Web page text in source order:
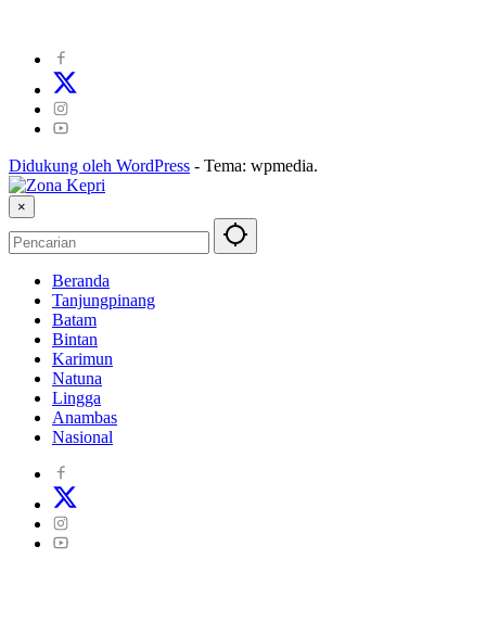
Didukung oleh WordPress - Tema: wpmedia.
×
Beranda
Tanjungpinang
Batam
Bintan
Karimun
Natuna
Lingga
Anambas
Nasional